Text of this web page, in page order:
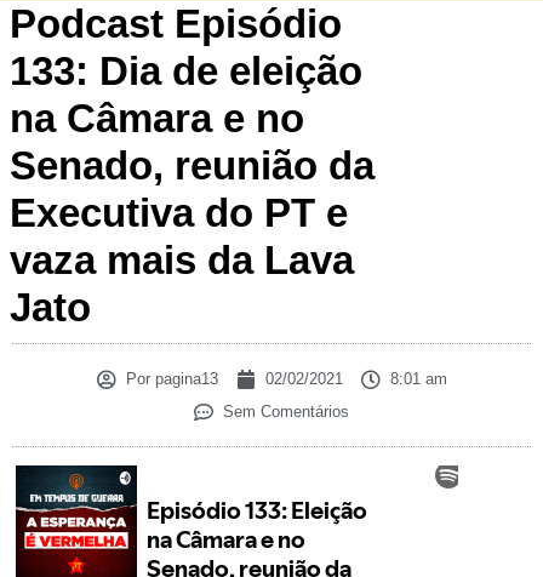
Podcast Episódio
133: Dia de eleição
na Câmara e no
Senado, reunião da
Executiva do PT e
vaza mais da Lava
Jato
Porpagina13 02/02/2021
8:01 am
Sem Comentários